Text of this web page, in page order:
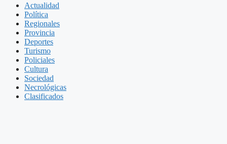
Actualidad
Política
Regionales
Provincia
Deportes
Turismo
Policiales
Cultura
Sociedad
Necrológicas
Clasificados